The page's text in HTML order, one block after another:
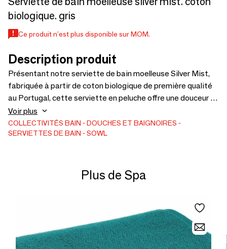
biologique. gris
Ce produit n'est plus disponible sur MOM.
Description produit
Présentant notre serviette de bain moelleuse Silver Mist,
fabriquée à partir de coton biologique de première qualité
au Portugal, cette serviette en peluche offre une douceur et
une capacité d'absorption supérieures. Son design
intemporel et sa texture moelleuse respirent l'élégance et
rehaussent l'ambiance de n'importe quelle salle de bain.
140 cm, serviette de douche 100 x 150 cm. Matière : 100 %
coton biologique. Livraison dans le monde entier.
Voir plus
COLLECTIVITÉS BAIN
DOUCHES ET BAIGNOIRES
SERVIETTES DE BAIN
SOWL
Plus de Spa